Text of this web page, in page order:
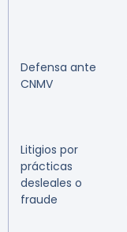
Defensa ante
CNMV
Litigios por
prácticas
desleales o
fraude